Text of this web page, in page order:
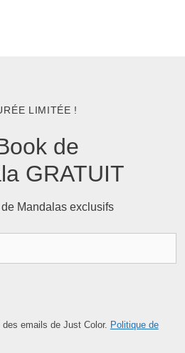
LIMITÉE !
de
GRATUIT
Mandalas exclusifs
emails de Just Color. Politique de